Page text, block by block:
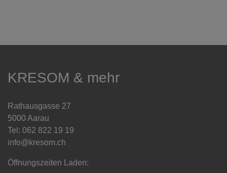
KRESOM & mehr
Rathausgasse 27
5000 Aarau
Tel: 062 822 19 19
info@kresom.ch
Öffnungszeiten Laden: